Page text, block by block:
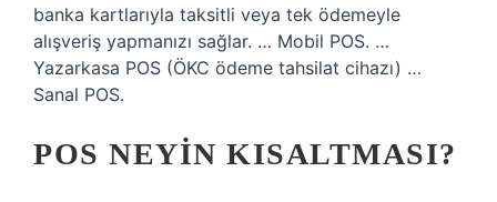
banka kartlarıyla taksitli veya tek ödemeyle
alışveriş yapmanızı sağlar. … Mobil POS. …
Yazarkasa POS (ÖKC ödeme tahsilat cihazı) …
Sanal POS.
POS NEYIN KISALTMASI?